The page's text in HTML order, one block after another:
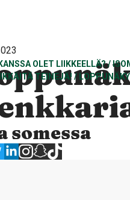
OLET LIIKKEELLÄ?/
TEINEJÄ! /
somessa